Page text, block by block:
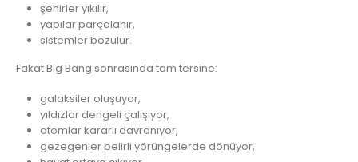
şehirler yıkılır,
yapılar parçalanır,
sistemler bozulur.
Fakat Big Bang sonrasında tam tersine:
galaksiler oluşuyor,
yıldızlar dengeli çalışıyor,
atomlar kararlı davranıyor,
gezegenler belirli yörüngelerde dönüyor,